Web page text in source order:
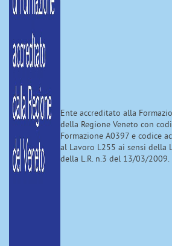
Ente accreditato alla
della Regione Veneto con
Formazione A0397 e codice
al Lavoro L255 ai sensi della
della L.R. n.3 del 13/03/2009.